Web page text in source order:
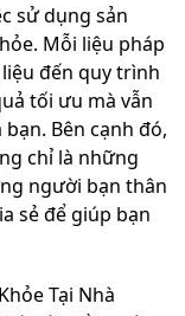
sử dụng sản
Mỗi liệu pháp
đến quy trình
tối ưu mà vẫn
Bên cạnh đó,
chỉ là những
người bạn thân
sẻ để giúp bạn
Tại Nhà